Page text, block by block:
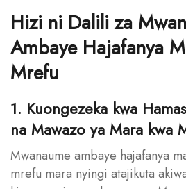
Hizi ni Dalili za
Ambaye Hajafanya
Mrefu
1. Kuongezeka kwa
na Mawazo ya Mara kwa
Mwanaume ambaye hajafanya
mrefu mara nyingi atajikuta